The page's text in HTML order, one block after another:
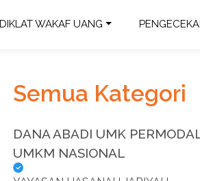
DIKLAT WAKAF UANG
Semua Kategori
DANA ABADI UMK
UMKM NASIONAL